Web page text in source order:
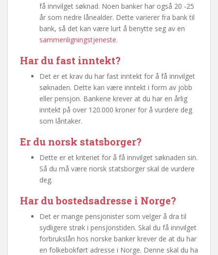
få innvilget søknad. Noen banker har også 20 -25
år som nedre lånealder. Dette varierer fra bank til
bank, så det kan være lurt å benytte seg av en
sammenligningstjeneste.
Har du fast inntekt?
Det er et krav du har fast inntekt for å få innvilget
søknaden. Dette kan være inntekt i form av jobb
eller pensjon. Bankene krever at du har en årlig
inntekt på over 120.000 kroner for å vurdere deg
som låntaker.
Er du norsk statsborger?
Dette er et kriteriet for å få innvilget søknaden sin.
Så du må være norsk statsborger skal de vurdere
deg.
Har du bostedsadresse i Norge?
Det er mange pensjonister som velger å dra til
sydligere strøk i pensjonstiden. Skal du få innvilget
forbrukslån hos norske banker krever de at du har
en folkebokført adresse i Norge. Denne skal du ha